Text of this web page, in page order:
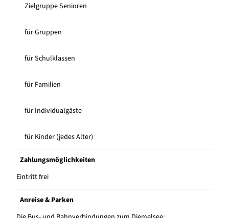
Zielgruppe Senioren
für Gruppen
für Schulklassen
für Familien
für Individualgäste
für Kinder (jedes Alter)
Zahlungsmöglichkeiten
Eintritt frei
Anreise & Parken